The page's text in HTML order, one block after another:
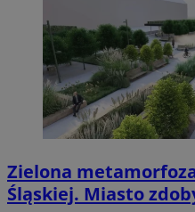
Zielona
Śląskiej. Miasto